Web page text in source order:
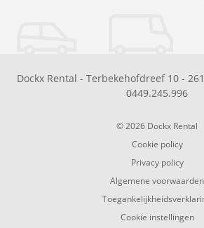
Dockx Rental - Terbekehofdreef 10 -
0449.245.996
© 2026 Dockx Rental
Cookie policy
Privacy policy
Algemene voorwaarden
Cookie instellingen